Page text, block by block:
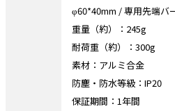
φ60*40mm / 専用先端バ
重量（約）：245g
耐荷重（約）：300g
素材：アルミ合金
防塵・防水等級：IP20
保証期間：1年間